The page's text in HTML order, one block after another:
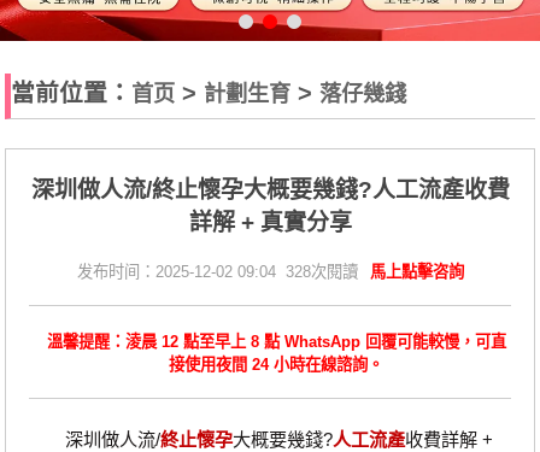
當前位置： 首页 > 計劃生育 >落仔幾錢
深圳做人流/終止懷孕大概要幾錢?人工流產收費
詳解 + 真實分享
发布时间：2025-12-02 09:04 328次閱讀 馬上點擊咨詢
溫馨提醒：淩晨 12 點至早上 8 點 WhatsApp 回覆可能較慢，可直
接使用夜間 24 小時在線諮詢。
深圳做人流/終止懷孕大概要幾錢?人工流產收費詳解 +